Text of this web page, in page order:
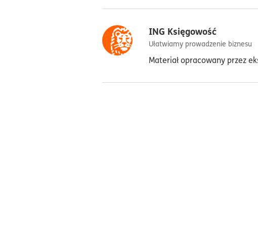
ING Księgowość
Ułatwiamy prowadzenie biznesu
Materiał opracowany przez